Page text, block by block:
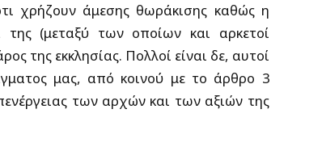
χρήζουν άμεσης θωράκισης καθώς η
της (μεταξύ των οποίων και αρκετοί
της εκκλησίας. Πολλοί είναι δε, αυτοί
μας, από κοινού με το άρθρο 3
των αρχών και των αξιών της